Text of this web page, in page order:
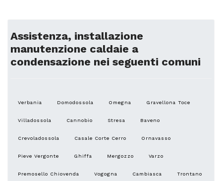
Assistenza, installazione
manutenzione caldaie a
condensazione nei seguenti comuni
Verbania Domodossola Omegna Gravellona Toce
Villadossola Cannobio Stresa Baveno
Crevoladossola Casale Corte Cerro Ornavasso
Pieve Vergonte Ghiffa Mergozzo Varzo
Premosello Chiovenda Vogogna Cambiasca Trontano